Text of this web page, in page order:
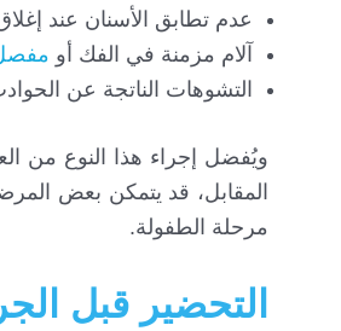
عدم تطابق الأسنان عند
آلام مزمنة في الفك أو
التشوهات الناتجة عن
ويُفضل إجراء هذا النوع من
المقابل، قد يتمكن بعض
مرحلة الطفولة.
التحضير قبل